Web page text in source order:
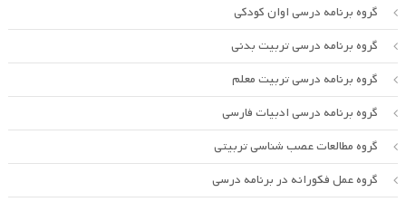
گروه برنامه درسی اوان کودکی
گروه برنامه درسی تربیت بدنی
گروه برنامه درسی تربیت معلم
گروه برنامه درسی ادبیات فارسی
گروه مطالعات عصب شناسی تربیتی
گروه عمل فکورانه در برنامه درسی